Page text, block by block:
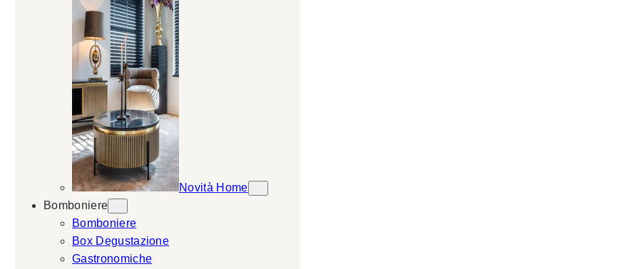
Novità Home
Bomboniere
Bomboniere
Box Degustazione
Gastronomiche